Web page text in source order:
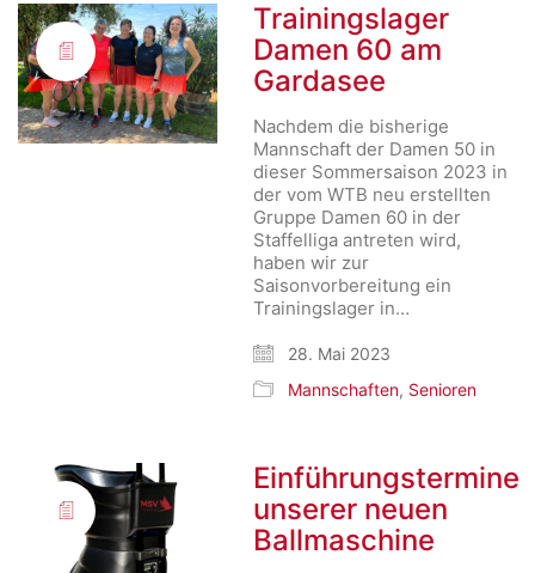
Trainingslager
Damen 60 am
Gardasee
Nachdem die bisherige
Mannschaft der Damen 50 in
dieser Sommersaison 2023 in
der vom WTB neu erstellten
Gruppe Damen 60 in der
Staffelliga antreten wird,
haben wir zur
Saisonvorbereitung ein
Trainingslager in…
28. Mai 2023
Mannschaften, Senioren
Einführungstermine
unserer neuen
Ballmaschine